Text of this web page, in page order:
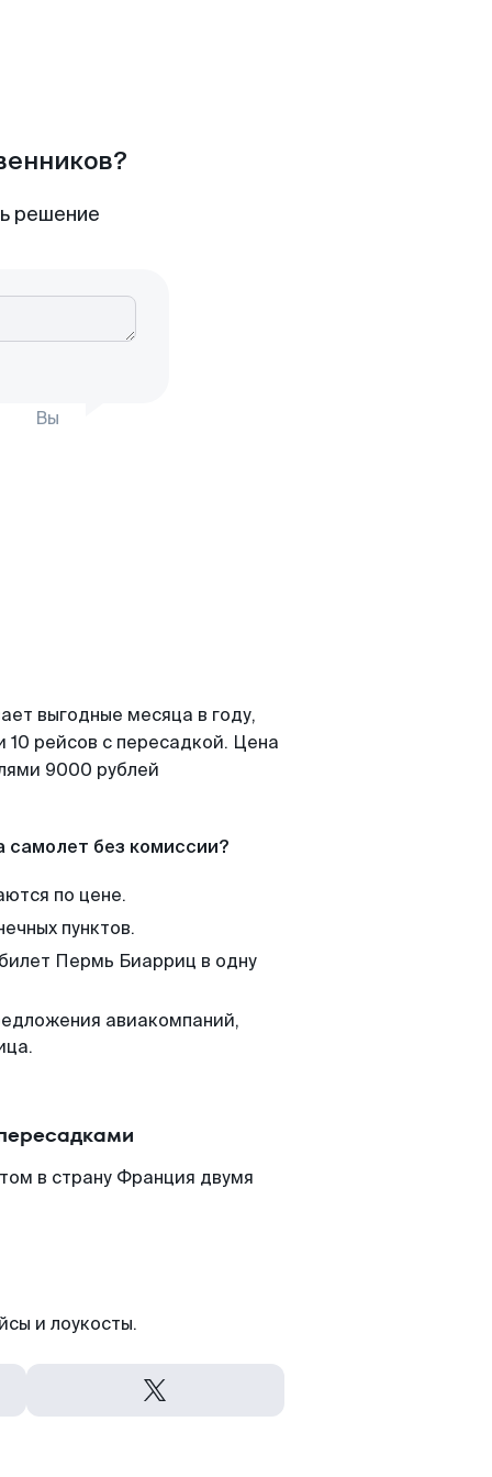
решение
Вы
выгодные месяца в году,
рейсов с пересадкой. Цена
9000 рублей
самолет без комиссии?
по цене.
пунктов.
Пермь Биарриц в одну
авиакомпаний,
в страну Франция двумя
и лоукосты.